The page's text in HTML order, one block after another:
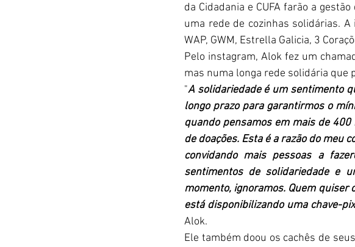
da Cidadania e CUFA farão a
uma rede de cozinhas solidárias.
WAP, GWM, Estrella Galicia, 3
Pelo instagram, Alok fez um
mas numa longa rede solidária que
"A solidariedade é um sentimento
longo prazo para garantirmos o
quando pensamos em mais de
de doações. Esta é a razão do meu
convidando mais pessoas a
sentimentos de solidariedade e
momento, ignoramos. Quem
está disponibilizando uma chave-
Alok.
Ele também doou os cachês de